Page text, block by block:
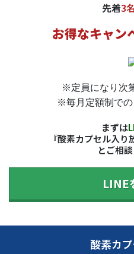
先着3
お得なキャン
※定員になり次
※毎月定額制で
まずは
『酸素カプセル入り
とご相
LINE
酸素カ